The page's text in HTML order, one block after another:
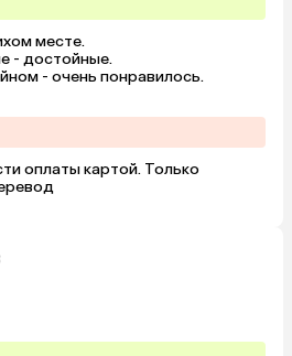
месте.
- достойные.
- очень понравилось.
из окон, но это не проблема.
всем необходимым
оплаты картой. Только